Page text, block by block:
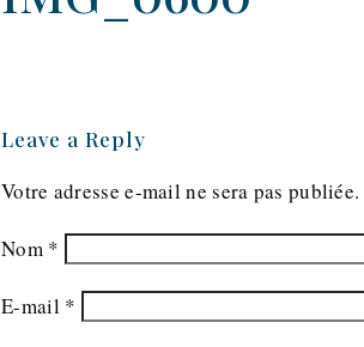
Leave a Reply
Votre adresse e-mail ne sera pas publiée.
Nom *
E-mail *